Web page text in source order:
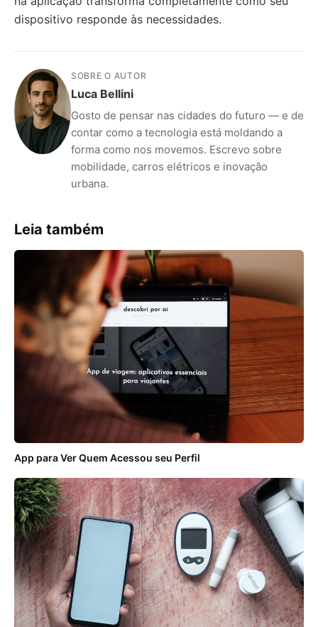
dispositivo responde às necessidades.
SOBRE O AUTOR
Luca Bellini
Gosto de pensar nas cidades do futuro — e de
contar como a tecnologia está moldando a
forma como nos movemos. Escrevo sobre
mobilidade, carros elétricos e inovação
urbana.
Leia também
App para Ver Quem Acessou seu Perfil